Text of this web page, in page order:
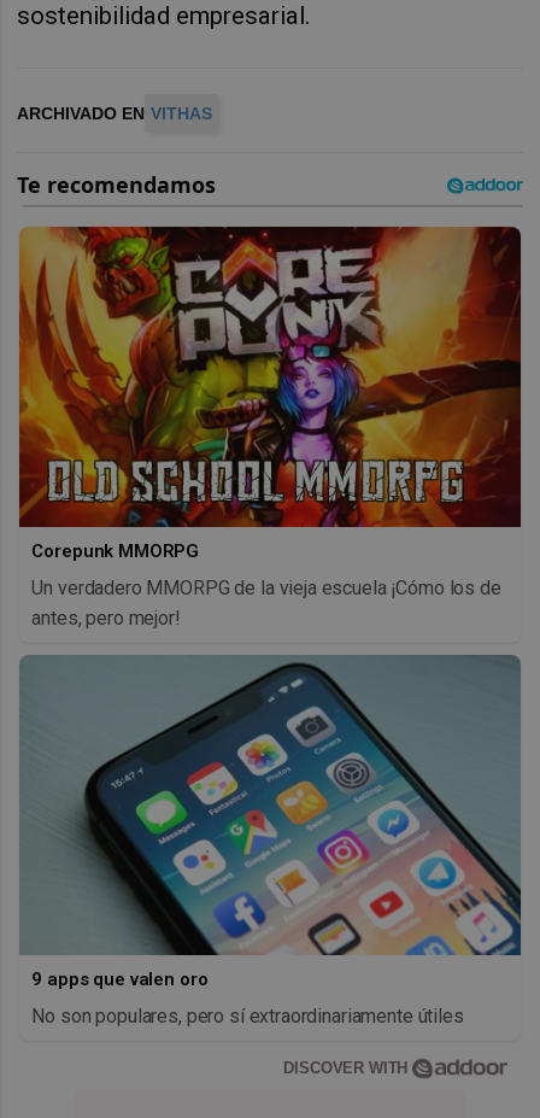
sostenibilidad empresarial.
ARCHIVADO EN VITHAS
Corepunk MMORPG
Un verdadero MMORPG de la vieja escuela ¡Cómo los de
antes, pero mejor!
9 apps que valen oro
No son populares, pero sí extraordinariamente útiles
DISCOVER WITH